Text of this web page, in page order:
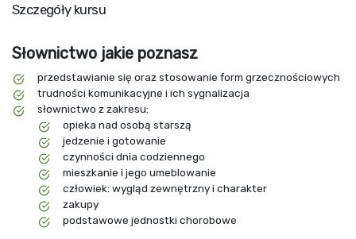
Szczegóły kursu
Słownictwo jakie poznasz
przedstawianie się oraz stosowanie form grzecznościowych
trudności komunikacyjne i ich sygnalizacja
słownictwo z zakresu:
opieka nad osobą starszą
jedzenie i gotowanie
czynności dnia codziennego
mieszkanie i jego umeblowanie
człowiek: wygląd zewnętrzny i charakter
zakupy
podstawowe jednostki chorobowe